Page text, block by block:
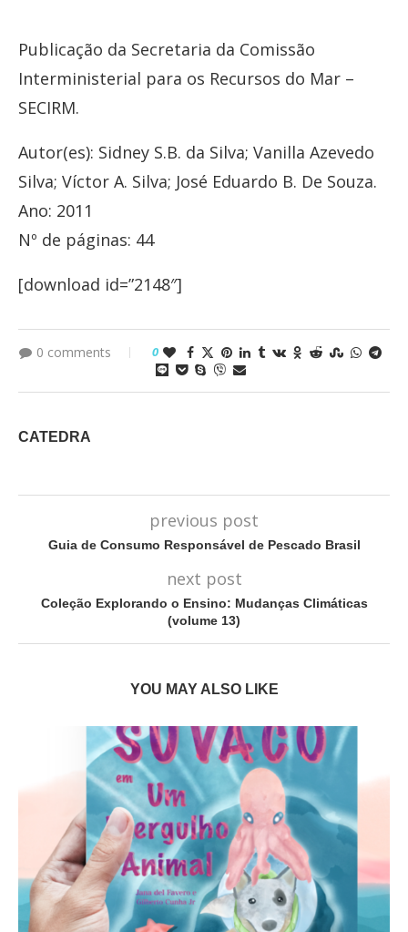
Publicação da Secretaria da Comissão
Interministerial para os Recursos do Mar –
SECIRM.
Autor(es): Sidney S.B. da Silva; Vanilla Azevedo
Silva; Víctor A. Silva; José Eduardo B. De Souza.
Ano: 2011
Nº de páginas: 44
[download id=”2148″]
0 comments 0
CATEDRA
previous post
Guia de Consumo Responsável de Pescado Brasil
next post
Coleção Explorando o Ensino: Mudanças Climáticas
(volume 13)
YOU MAY ALSO LIKE